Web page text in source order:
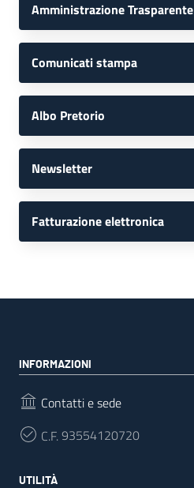
Amministrazione Trasparente
Comunicati stampa
Albo Pretorio
Newsletter
Fatturazione elettronica
INFORMAZIONI
Contatti e sede
C.F.93554120720
UTILITÀ